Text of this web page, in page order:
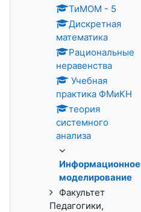
ТиМОМ - 5
Дискретная
математика
Рациональные
неравенства
Учебная
практика ФМиКН
теория
системного
анализа
Информационное
моделирование
Факультет
Педагогики,